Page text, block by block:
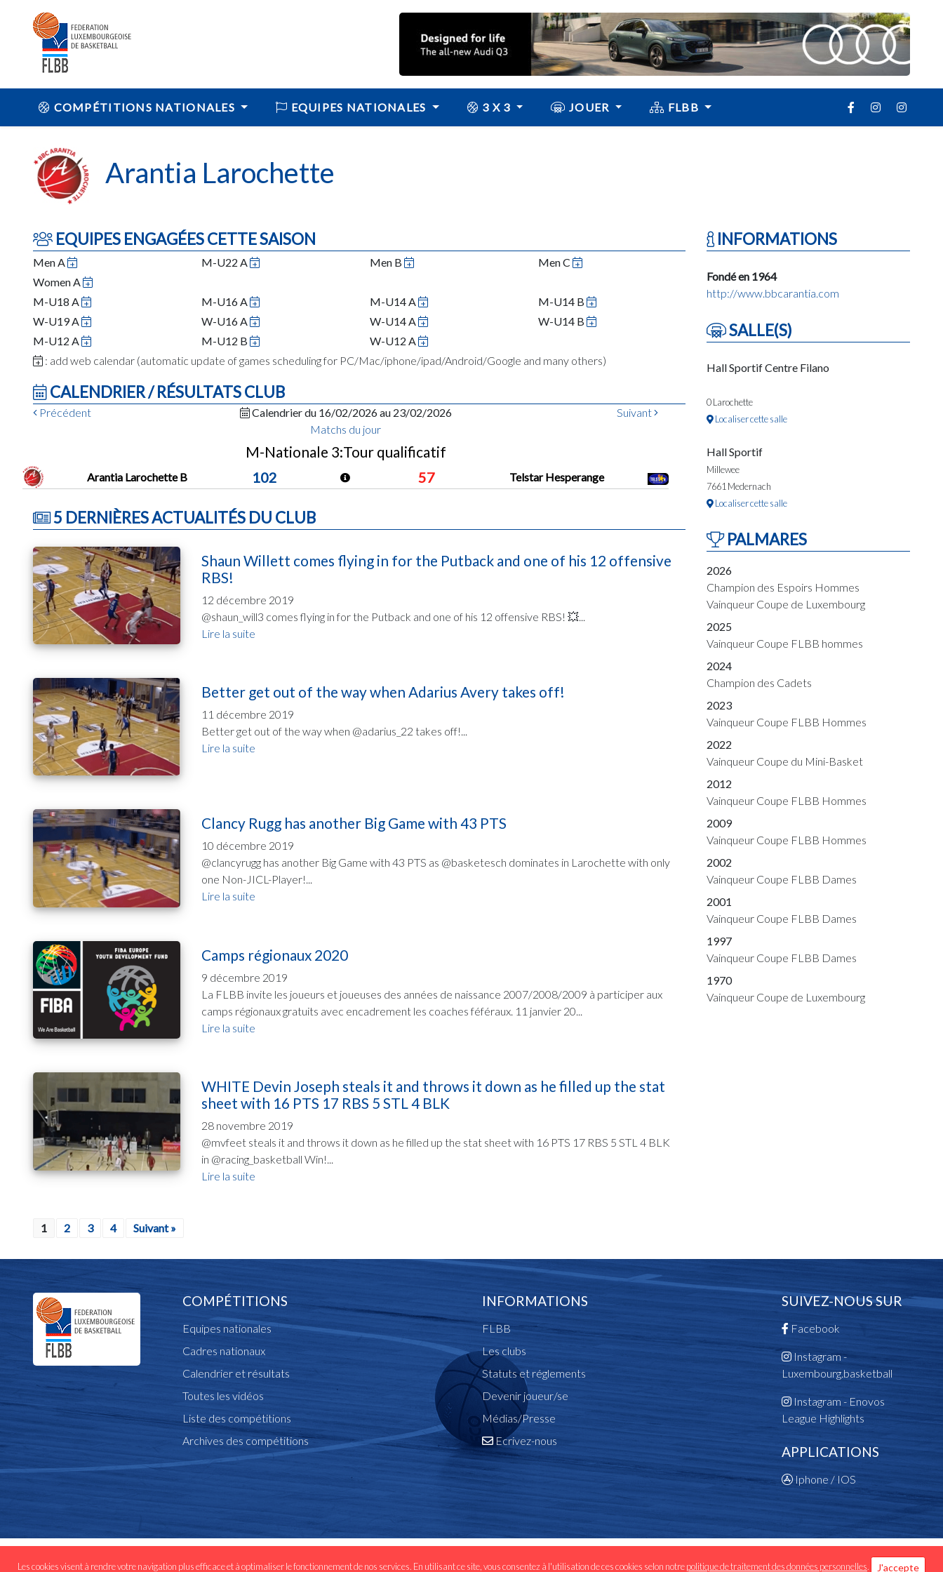
COMPÉTITIONS NATIONALES EQUIPES NATIONALES 3 X 3 JOUER FLBB
Arantia Larochette
EQUIPES ENGAGÉES CETTE SAISON
Men A M-U22 A Men B
Men C
Women A
M-U18 A
M-U16 A M-U14 A
M-U14 B
W-U19 A
W-U16 A W-U14 A
W-U14 B
M-U12 A
M-U12 B
W-U12 A
: add web calendar (automatic update of games scheduling for PC/Mac/iphone/ipad/Android/Google and many others)
CALENDRIER / RÉSULTATS CLUB
Précédent Calendrier du 16/02/2026 au 23/02/2026
Suivant
Matchs du jour
M-Nationale 3:Tour qualificatif
Arantia Larochette B 102 57 Telstar Hesperange
5 DERNIÈRES ACTUALITÉS DU CLUB
Shaun Willett comes flying in for the Putback and one of his 12 offensive
RBS!
12 décembre 2019
@shaun_will3 comes flying in for the Putback and one of his 12 offensive RBS! 💥...
Lire la suite
Better get out of the way when Adarius Avery takes off!
11 décembre 2019
Better get out of the way when @adarius_22 takes off!...
Lire la suite
Clancy Rugg has another Big Game with 43 PTS
10 décembre 2019
@clancyrugg has another Big Game with 43 PTS as @basketesch dominates in Larochette with only
one Non-JICL-Player!...
Lire la suite
Camps régionaux 2020
9 décembre 2019
La FLBB invite les joueurs et joueuses des années de naissance 2007/2008/2009 à participer aux
camps régionaux gratuits avec encadrement les coaches féféraux. 11 janvier 20...
Lire la suite
WHITE Devin Joseph steals it and throws it down as he filled up the stat
sheet with 16 PTS 17 RBS 5 STL 4 BLK
28 novembre 2019
@mvfeet steals it and throws it down as he filled up the stat sheet with 16 PTS 17 RBS 5 STL 4 BLK
in @racing_basketball Win!...
Lire la suite
1 2 3 4 Suivant »
INFORMATIONS
Fondé en 1964
http://www.bbcarantia.com
SALLE(S)
Hall Sportif Centre Filano
0 Larochette
Localiser cette salle
Hall Sportif
Millewee
7661 Medernach
Localiser cette salle
PALMARES
2026
Champion des Espoirs Hommes
Vainqueur Coupe de Luxembourg
2025
Vainqueur Coupe FLBB hommes
2024
Champion des Cadets
2023
Vainqueur Coupe FLBB Hommes
2022
Vainqueur Coupe du Mini-Basket
2012
Vainqueur Coupe FLBB Hommes
2009
Vainqueur Coupe FLBB Hommes
2002
Vainqueur Coupe FLBB Dames
2001
Vainqueur Coupe FLBB Dames
1997
Vainqueur Coupe FLBB Dames
1970
Vainqueur Coupe de Luxembourg
COMPÉTITIONS
Equipes nationales
Cadres nationaux
Calendrier et résultats
Toutes les vidéos
Liste des compétitions
Archives des compétitions
INFORMATIONS
FLBB
Les clubs
Statuts et réglements
Devenir joueur/se
Médias/Presse
Ecrivez-nous
SUIVEZ-NOUS SUR
Facebook
Instagram -
Luxembourg.basketball
Instagram - Enovos
League Highlights
APPLICATIONS
Iphone / IOS
© Copyright flbb.lu - 2020 développé par Inside Web|Mentions légales|Politique des données personnelles
Les cookies visent à rendre votre navigation plus efficace et à optimaliser le fonctionnement de nos services. En utilisant ce site, vous consentez à l'utilisation de ces cookies selon notrepolitique de traitement des données personnelles. J'accepte